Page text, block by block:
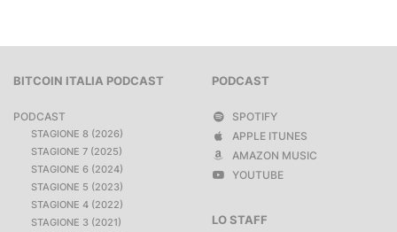
BITCOIN ITALIA PODCAST
PODCAST
STAGIONE 8 (2026)
STAGIONE 7 (2025)
STAGIONE 6 (2024)
STAGIONE 5 (2023)
STAGIONE 4 (2022)
STAGIONE 3 (2021)
PODCAST
SPOTIFY
APPLE ITUNES
AMAZON MUSIC
YOUTUBE
LO STAFF